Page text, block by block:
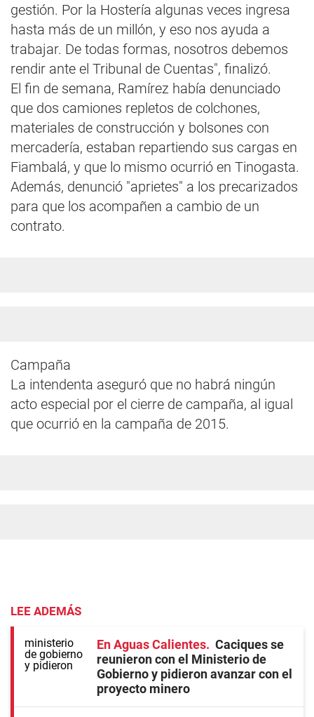
gestión. Por la Hostería algunas veces ingresa
hasta más de un millón, y eso nos ayuda a
trabajar. De todas formas, nosotros debemos
rendir ante el Tribunal de Cuentas", finalizó.
El fin de semana, Ramírez había denunciado
que dos camiones repletos de colchones,
materiales de construcción y bolsones con
mercadería, estaban repartiendo sus cargas en
Fiambalá, y que lo mismo ocurrió en Tinogasta.
Además, denunció "aprietes" a los precarizados
para que los acompañen a cambio de un
contrato.
Campaña
La intendenta aseguró que no habrá ningún
acto especial por el cierre de campaña, al igual
que ocurrió en la campaña de 2015.
LEE ADEMÁS
En Aguas Calientes
Caciques se
reunieron con el Ministerio de
Gobierno y pidieron avanzar con el
proyecto minero